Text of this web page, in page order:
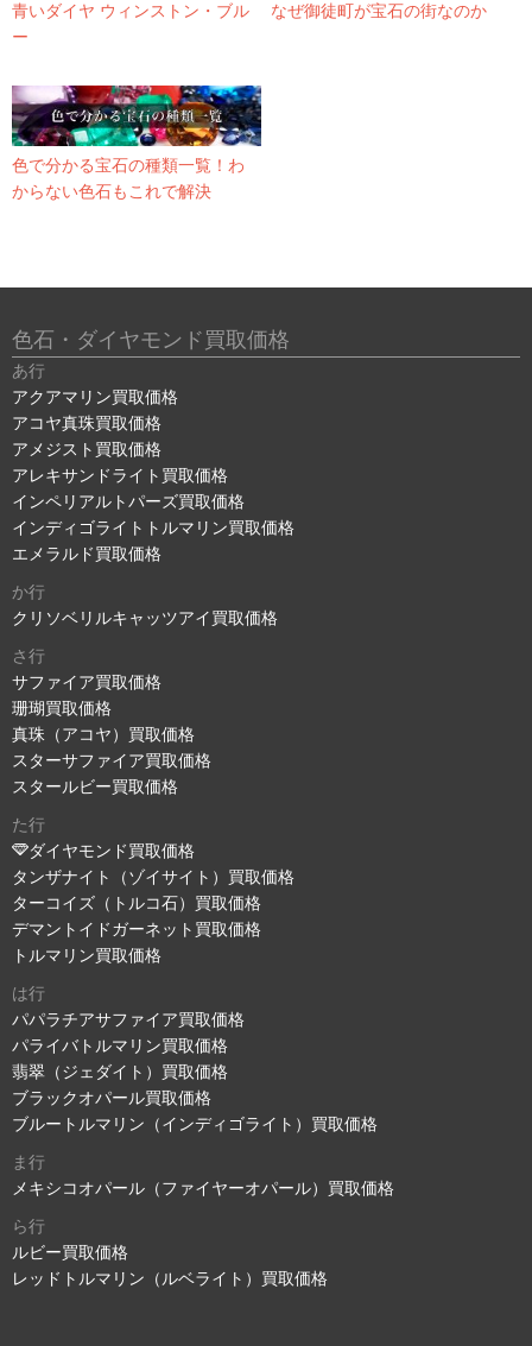
青いダイヤ ウィンストン・ブル
ー
なぜ御徒町が宝石の街なのか
色で分かる宝石の種類一覧！わ
からない色石もこれで解決
色石・ダイヤモンド買取価格
あ行
アクアマリン買取価格
アコヤ真珠買取価格
アメジスト買取価格
アレキサンドライト買取価格
インペリアルトパーズ買取価格
インディゴライトトルマリン買取価格
エメラルド買取価格
か行
クリソベリルキャッツアイ買取価格
さ行
サファイア買取価格
珊瑚買取価格
真珠（アコヤ）買取価格
スターサファイア買取価格
スタールビー買取価格
た行
ダイヤモンド買取価格
タンザナイト（ゾイサイト）買取価格
ターコイズ（トルコ石）買取価格
デマントイドガーネット買取価格
トルマリン買取価格
は行
パパラチアサファイア買取価格
パライバトルマリン買取価格
翡翠（ジェダイト）買取価格
ブラックオパール買取価格
ブルートルマリン（インディゴライト）買取価格
ま行
メキシコオパール（ファイヤーオパール）買取価格
ら行
ルビー買取価格
レッドトルマリン（ルベライト）買取価格